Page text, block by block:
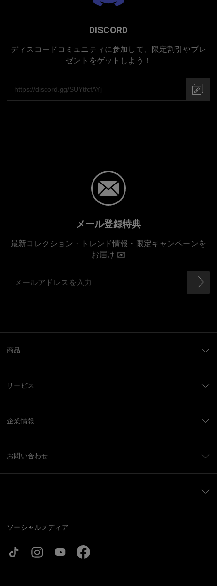
プレミアムチタニウム
DISCORD
ディスコードコミュニティに参加して、限定割引やプレ
ゼントをゲットしよう！
メール登録特典
最新コレクション・トレンド情報・限定キャンペーンを
お届け ✉️
商品
サービス
企業情報
お問い合わせ
ソーシャルメディア